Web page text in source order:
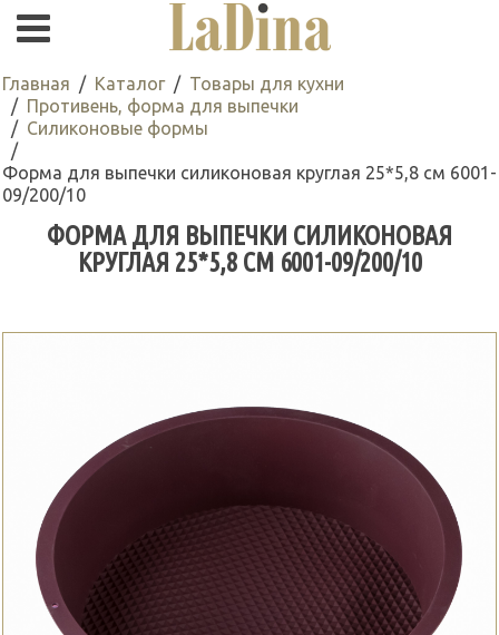
Главная Каталог
Товары для кухни
Противень, форма для выпечки
Силиконовые формы
Форма для выпечки силиконовая круглая 25*5,8 см 6001-
09/200/10
ФОРМА ДЛЯ ВЫПЕЧКИ СИЛИКОНОВАЯ
КРУГЛАЯ 25*5,8 СМ 6001-09/200/10